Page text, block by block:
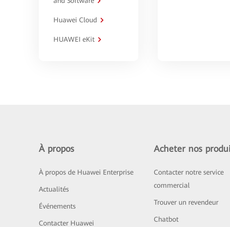
Huawei Cloud
HUAWEI eKit
À propos
À propos de Huawei Enterprise
Actualités
Événements
Contacter Huawei
Acheter nos
Contacter notre service
commercial
Trouver un revendeur
Chatbot